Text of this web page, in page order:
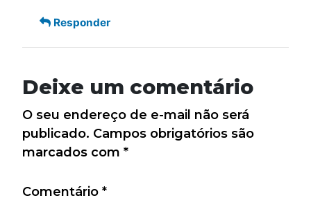
Responder
Deixe um comentário
O seu endereço de e-mail não será
publicado. Campos obrigatórios são
marcados com *
Comentário *